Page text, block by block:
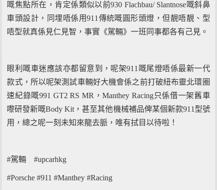
嘅焦點所在，肯定係類似以前930 Flachbau/ Slantnose嘅斜鼻
車頭設計，同埋唔係用911傳統嘅圓形頭燈，但靚唔靚、型
唔型就真係見仁見智，事實《駕輛》一班同事都各有己見。
眼利嘅車迷應該亦都留意到，呢架911嘅尾燈唔係最新一代
款式，所以呢架測試車輛好大機會係之前打破紐布靈北環圈
速紀錄嘅991 GT2 RS MR，Manthey Racing只係借一架舊車
嚟研發新嘅Body Kit，甚至其他機械補品俾某個新款911型號
用，總之呢一刻未知來龍去脈，唯有拭目以待啦！
#駕輛 #upcarhkg
#Porsche #911 #Manthey #Racing